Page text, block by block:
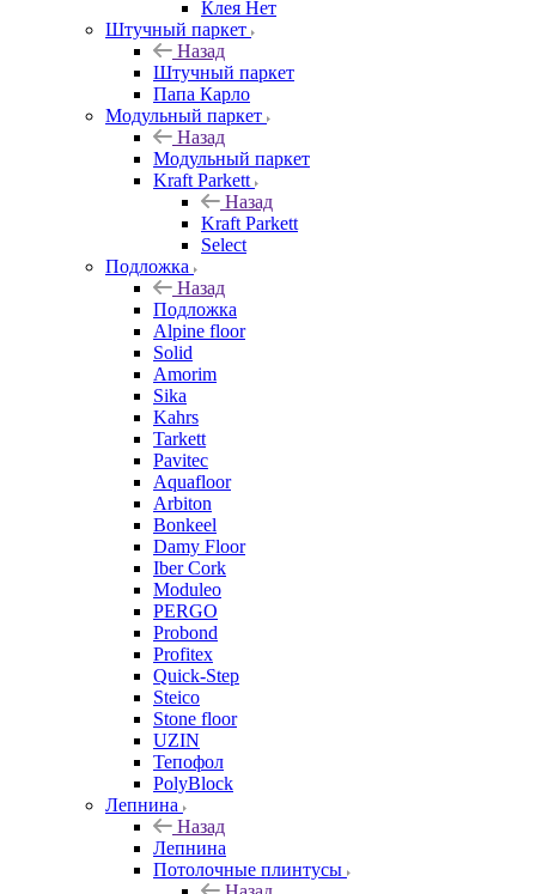
Клея Нет
Штучный паркет
Назад
Штучный паркет
Папа Карло
Модульный паркет
Назад
Модульный паркет
Kraft Parkett
Назад
Kraft Parkett
Select
Подложка
Назад
Подложка
Alpine floor
Solid
Amorim
Sika
Kahrs
Tarkett
Pavitec
Aquafloor
Arbiton
Bonkeel
Damy Floor
Iber Cork
Moduleo
PERGO
Probond
Profitex
Quick-Step
Steico
Stone floor
UZIN
Тепофол
PolyBlock
Лепнина
Назад
Лепнина
Потолочные плинтусы